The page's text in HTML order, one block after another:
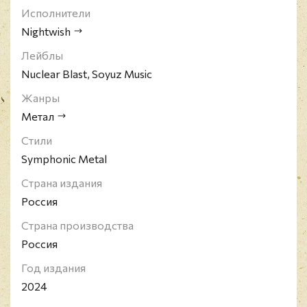
Nightwish и автор большинства текстов. Поэзия
Холопайнена в основном посвящена природе,
сказкам, фантазиям и личным эмоциям.
Исполнители
Nightwish
Лейблы
Nuclear Blast, Soyuz Music
Жанры
Метал
Стили
Symphonic Metal
Страна издания
Россия
Страна производства
Россия
Год издания
2024